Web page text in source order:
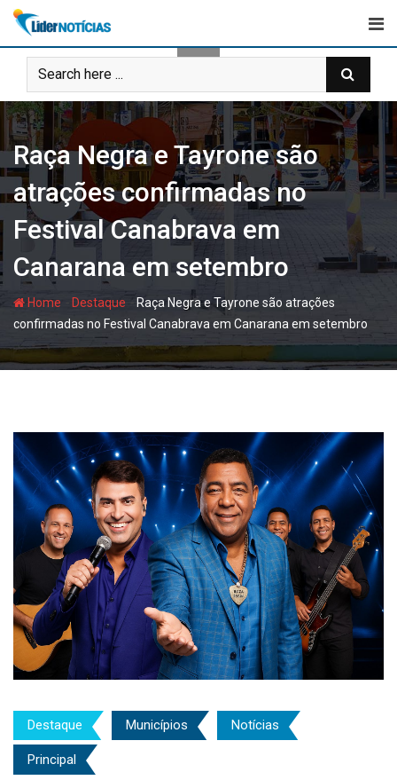
Skip
content
Raça Negra e Tayrone são
atrações confirmadas no
Festival Canabrava em
Canarana em setembro
Home Destaque - Raça Negra e Tayrone são atrações
confirmadas no Festival Canabrava em Canarana em setembro
Destaque Municípios Notícias
Principal